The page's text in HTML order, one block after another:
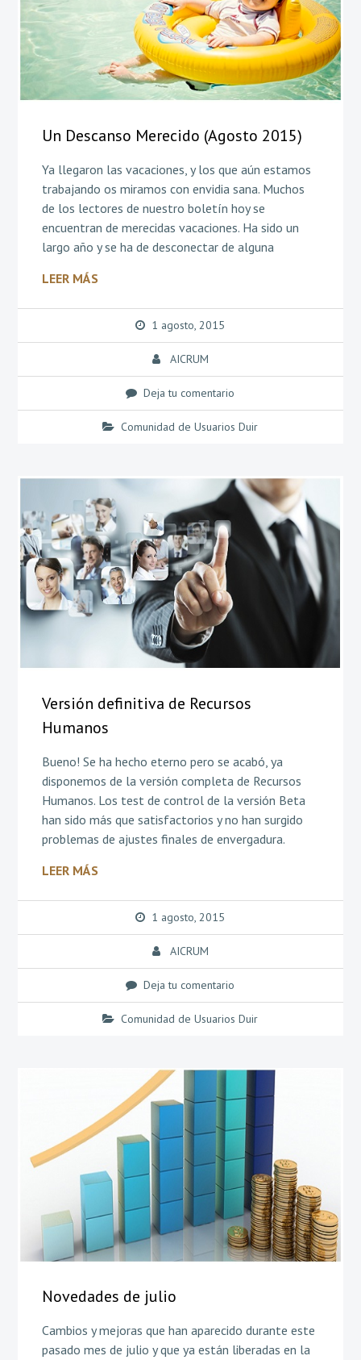
Un Descanso Merecido (Agosto 2015)
Ya llegaron las vacaciones, y los que aún estamos
trabajando os miramos con envidia sana. Muchos
de los lectores de nuestro boletín hoy se
encuentran de merecidas vacaciones. Ha sido un
largo año y se ha de desconectar de alguna
LEER MÁS
1 agosto, 2015
AICRUM
Deja tu comentario
Comunidad de Usuarios Duir
Versión definitiva de Recursos
Humanos
Bueno! Se ha hecho eterno pero se acabó, ya
disponemos de la versión completa de Recursos
Humanos. Los test de control de la versión Beta
han sido más que satisfactorios y no han surgido
problemas de ajustes finales de envergadura.
LEER MÁS
1 agosto, 2015
AICRUM
Deja tu comentario
Comunidad de Usuarios Duir
Novedades de julio
Cambios y mejoras que han aparecido durante este
pasado mes de julio y que ya están liberadas en la